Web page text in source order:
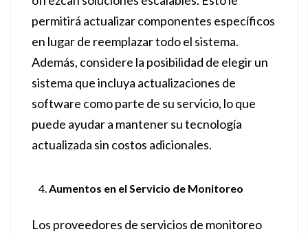
permitirá actualizar componentes específicos
en lugar de reemplazar todo el sistema.
Además, considere la posibilidad de elegir un
sistema que incluya actualizaciones de
software como parte de su servicio, lo que
puede ayudar a mantener su tecnología
actualizada sin costos adicionales.
Aumentos en el Servicio de Monitoreo
Los proveedores de servicios de monitoreo